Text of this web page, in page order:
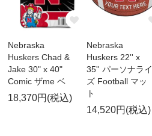
Nebraska
Huskers Chad &
Jake 30" x 40"
Comic ザme ベ
18,370円(税込)
Nebraska
Huskers 22'' x
35'' パーソナライ
ズ Football マッ
ト
14,520円(税込)